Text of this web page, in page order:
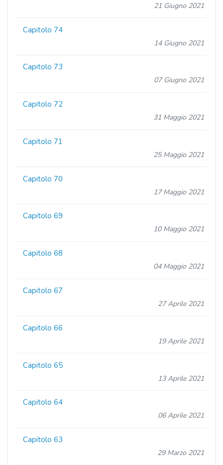
21 Giugno 2021
Capitolo 74
14 Giugno 2021
Capitolo 73
07 Giugno 2021
Capitolo 72
31 Maggio 2021
Capitolo 71
25 Maggio 2021
Capitolo 70
17 Maggio 2021
Capitolo 69
10 Maggio 2021
Capitolo 68
04 Maggio 2021
Capitolo 67
27 Aprile 2021
Capitolo 66
19 Aprile 2021
Capitolo 65
13 Aprile 2021
Capitolo 64
06 Aprile 2021
Capitolo 63
29 Marzo 2021